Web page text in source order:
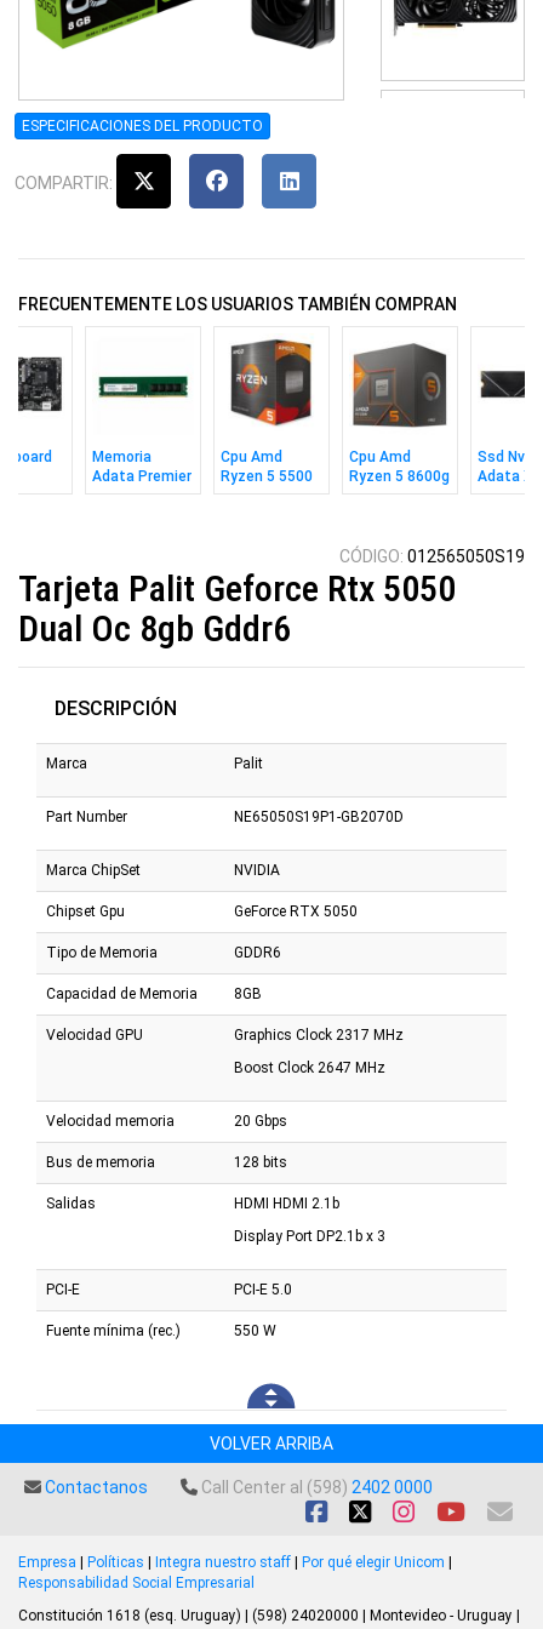
ESPECIFICACIONES DEL PRODUCTO
COMPARTIR:
FRECUENTEMENTE LOS USUARIOS TAMBIÉN COMPRAN
hdv
Memoria
Adata Premier
Ddr4 8gb 3200
Cpu Amd
Ryzen 5 5500
Am4 Box
Cpu Amd
Ryzen 5 8600g
Am5 Box
Ssd
Adata
S70
CÓDIGO: 012565050S19
Tarjeta Palit Geforce Rtx 5050
Dual Oc 8gb Gddr6
DESCRIPCIÓN
Marca Palit
Part Number NE65050S19P1-GB2070D
Marca ChipSet NVIDIA
Chipset Gpu GeForce RTX 5050
Tipo de Memoria GDDR6
Capacidad de Memoria 8GB
Velocidad GPU
Graphics Clock 2317 MHz
Boost Clock 2647 MHz
Velocidad memoria 20 Gbps
Bus de memoria 128 bits
Salidas
HDMI HDMI 2.1b
Display Port DP2.1b x 3
PCI-E PCI-E 5.0
Fuente mínima (rec.) 550 W
VOLVER ARRIBA
Contactanos Call Center al (598) 2402 0000
Empresa Políticas Integra nuestro staff Por qué elegir Unicom
Responsabilidad Social Empresarial
Constitución 1618 (esq. Uruguay) | (598) 24020000 | Montevideo - Uruguay |